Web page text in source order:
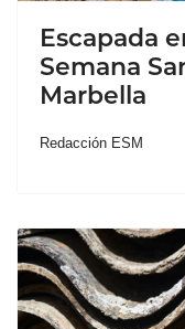
Escapada
Semana
Marbella
Redacción ESM